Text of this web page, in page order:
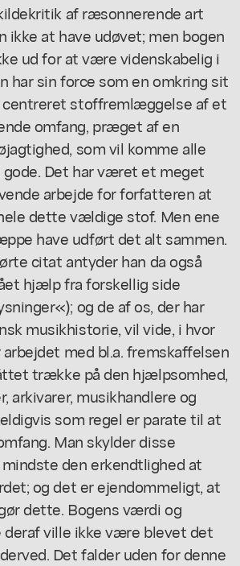
af ræsonnerende art
ikke at have udøvet; men bogen
ud for at være videnskabelig i
har sin force som en omkring sit
stoffremlæggelse af et
omfang, præget af en
som vil komme alle
Det har været et meget
arbejde for forfatteren at
dette vældige stof. Men ene
have udført det alt sammen.
citat antyder han da også
hjælp fra forskellig side
og de af os, der har
musikhistorie, vil vide, i hvor
med bl.a. fremskaffelsen
trække på den hjælpsomhed,
arkivarer, musikhandlere og
som regel er parate til at
Man skylder disse
den erkendtlighed at
og det er ejendommeligt, at
dette. Bogens værdi og
ville ikke være blevet det
Det falder uden for denne